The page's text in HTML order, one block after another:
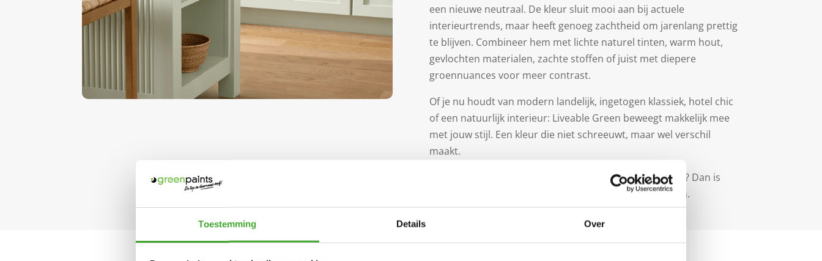
Toestemming Details Over
een nieuwe neutraal. De kleur sluit mooi aan bij actuele
interieurtrends, maar heeft genoeg zachtheid om jarenlang prettig
te blijven. Combineer hem met lichte naturel tinten, warm hout,
gevlochten materialen, zachte stoffen of juist met diepere
groennuances voor meer contrast.
Of je nu houdt van modern landelijk, ingetogen klassiek, hotel chic
of een natuurlijk interieur: Liveable Green beweegt makkelijk mee
met jouw stijl. Een kleur die niet schreeuwt, maar wel verschil
maakt.
Wil je jouw ruimte meer rust, frisheid en karakter geven? Dan is
Liveable Green een prachtige kleur om mee te beginnen.